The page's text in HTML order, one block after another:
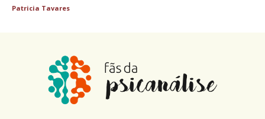
Patricia Tavares